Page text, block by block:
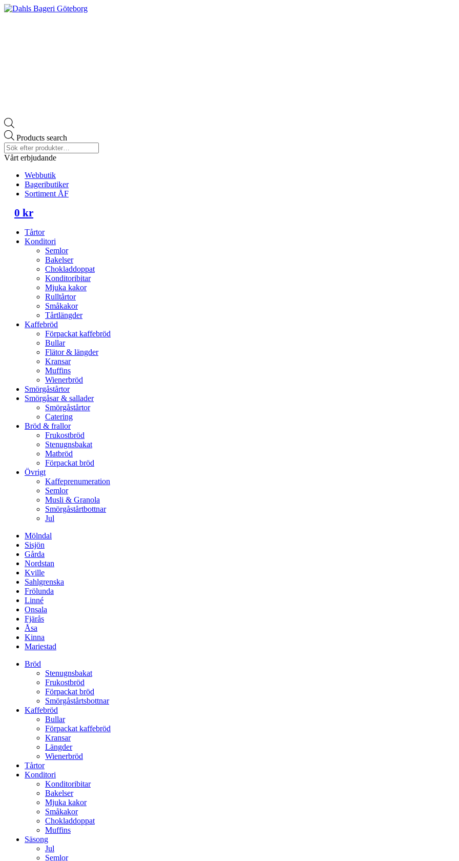
Products search
Vårt erbjudande
Webbutik
Bageributiker
Sortiment ÅF
0 kr
Tårtor
Konditori
Semlor
Bakelser
Chokladdoppat
Konditoribitar
Mjuka kakor
Rulltårtor
Småkakor
Tårtlängder
Kaffebröd
Förpackat kaffebröd
Bullar
Flätor & längder
Kransar
Muffins
Wienerbröd
Smörgåstårtor
Smörgåsar & sallader
Smörgåstårtor
Catering
Bröd & frallor
Frukostbröd
Stenugnsbakat
Matbröd
Förpackat bröd
Övrigt
Kaffeprenumeration
Semlor
Musli & Granola
Smörgåstårtbottnar
Jul
Mölndal
Sisjön
Gårda
Nordstan
Kville
Sahlgrenska
Frölunda
Linné
Onsala
Fjärås
Åsa
Kinna
Mariestad
Bröd
Stenugnsbakat
Frukostbröd
Förpackat bröd
Smörgåstårtsbottnar
Kaffebröd
Bullar
Förpackat kaffebröd
Kransar
Längder
Wienerbröd
Tårtor
Konditori
Konditoribitar
Bakelser
Mjuka kakor
Småkakor
Chokladdoppat
Muffins
Säsong
Jul
Semlor